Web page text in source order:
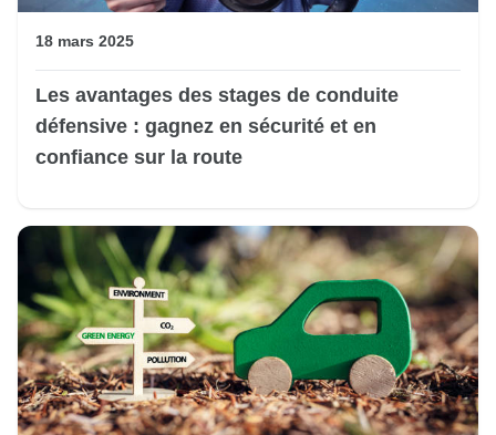
18 mars 2025
Les avantages des stages de conduite
défensive : gagnez en sécurité et en
confiance sur la route